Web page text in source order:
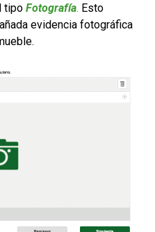
tipo Fotografía. Esto
evidencia fotográfica